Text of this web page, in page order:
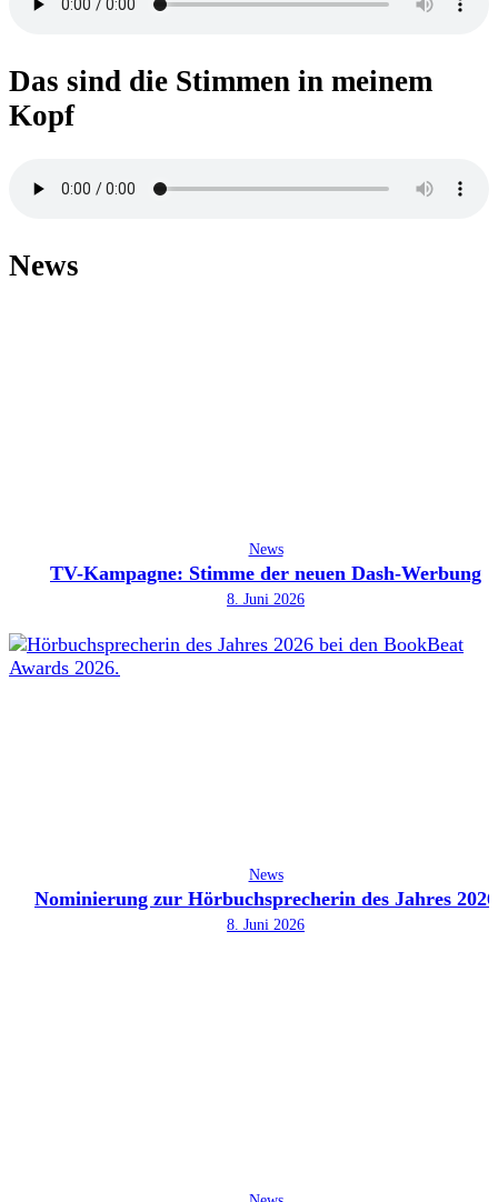
Das sind die Stimmen in meinem
Kopf
News
News
TV-Kampagne: Stimme der neuen Dash-Werbung
8. Juni 2026
News
Nominierung zur Hörbuchsprecherin des Jahres 2026
8. Juni 2026